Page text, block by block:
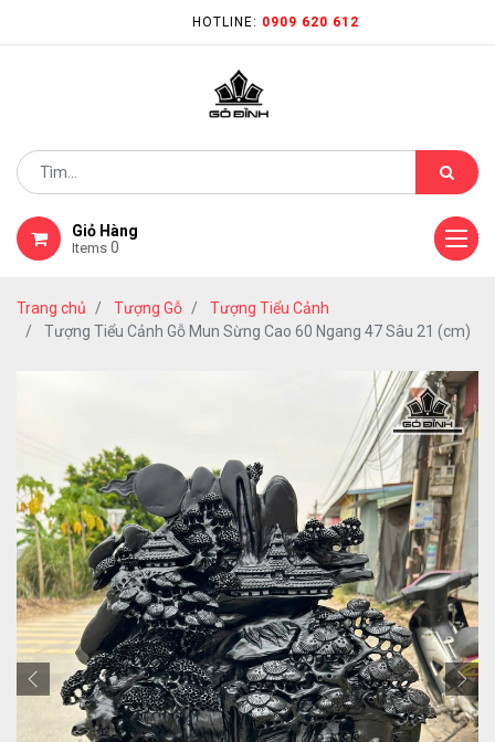
HOTLINE: 0909 620 612
Giỏ Hàng
Items 0
Trang chủ Tượng Gỗ
Tượng Tiểu Cảnh
Tượng Tiểu Cảnh Gỗ Mun Sừng Cao 60 Ngang 47 Sâu 21 (cm)